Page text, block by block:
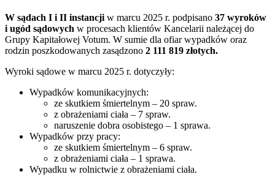
W sądach I i II instancji w marcu 2025 r. podpisano 37 wyroków
i ugód sądowych w procesach klientów Kancelarii należącej do
Grupy Kapitałowej Votum. W sumie dla ofiar wypadków oraz
rodzin poszkodowanych zasądzono 2 111 819 złotych.
Wyroki sądowe w marcu 2025 r. dotyczyły:
Wypadków komunikacyjnych:
ze skutkiem śmiertelnym – 20 spraw.
z obrażeniami ciała – 7 spraw.
naruszenie dobra osobistego – 1 sprawa.
Wypadków przy pracy:
ze skutkiem śmiertelnym – 6 spraw.
z obrażeniami ciała – 1 sprawa.
Wypadku w rolnictwie z obrażeniami ciała.